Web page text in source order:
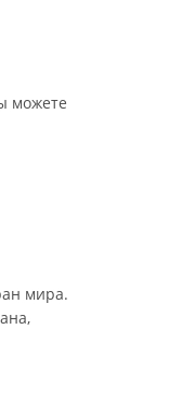
можете
мира.